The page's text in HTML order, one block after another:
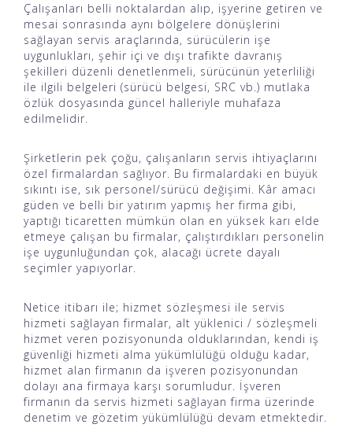
Çalışanları belli noktalardan alıp, işyerine getiren ve
mesai sonrasında aynı bölgelere dönüşlerini
sağlayan servis araçlarında, sürücülerin işe
uygunlukları, şehir içi ve dışı trafikte davranış
şekilleri düzenli denetlenmeli, sürücünün yeterliliği
ile ilgili belgeleri (sürücü belgesi, SRC vb.) mutlaka
özlük dosyasında güncel halleriyle muhafaza
edilmelidir.
Şirketlerin pek çoğu, çalışanların servis ihtiyaçlarını
özel firmalardan sağlıyor. Bu firmalardaki en büyük
sıkıntı ise, sık personel/sürücü değişimi. Kâr amacı
güden ve belli bir yatırım yapmış her firma gibi,
yaptığı ticaretten mümkün olan en yüksek karı elde
etmeye çalışan bu firmalar, çalıştırdıkları personelin
işe uygunluğundan çok, alacağı ücrete dayalı
seçimler yapıyorlar.
Netice itibarı ile; hizmet sözleşmesi ile servis
hizmeti sağlayan firmalar, alt yüklenici / sözleşmeli
hizmet veren pozisyonunda olduklarından, kendi iş
güvenliği hizmeti alma yükümlülüğü olduğu kadar,
hizmet alan firmanın da işveren pozisyonundan
dolayı ana firmaya karşı sorumludur. İşveren
firmanın da servis hizmeti sağlayan firma üzerinde
denetim ve gözetim yükümlülüğü devam etmektedir.